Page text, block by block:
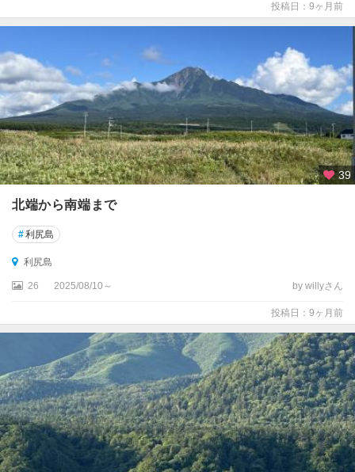
投稿日：9ヶ月前
39
北端から南端まで
#利尻島
利尻島
26 2025/08/10～ by willyさん
投稿日：9ヶ月前